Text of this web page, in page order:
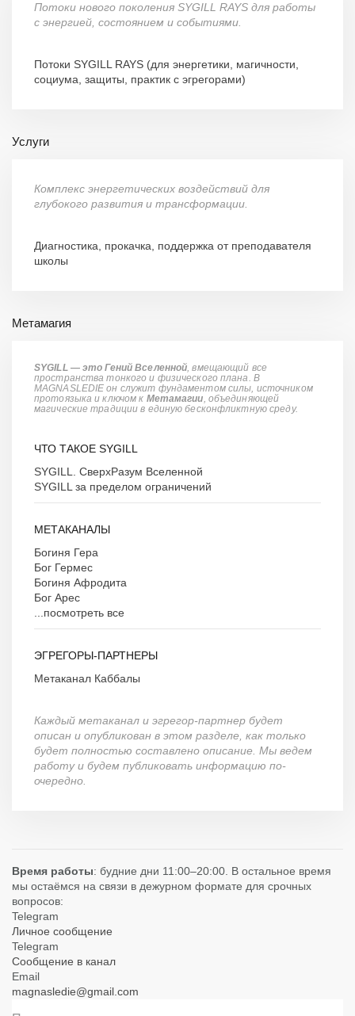
Потоки нового поколения SYGILL RAYS для работы
с энергией, состоянием и событиями.
Потоки SYGILL RAYS (для энергетики, магичности,
социума, защиты, практик с эгрегорами)
Услуги
Комплекс энергетических воздействий для
глубокого развития и трансформации.
Диагностика, прокачка, поддержка от преподавателя
школы
Метамагия
SYGILL — это Гений Вселенной , вмещающий все
пространства тонкого и физического плана. В
MAGNASLEDIE он служит фундаментом силы, источником
протоязыка и ключом к Метамагии , объединяющей
магические традиции в единую бесконфликтную среду.
ЧТО ТАКОЕ SYGILL
SYGILL. СверхРазум Вселенной
SYGILL за пределом ограничений
МЕТАКАНАЛЫ
Богиня Гера
Бог Гермес
Богиня Афродита
Бог Арес
...посмотреть все
ЭГРЕГОРЫ-ПАРТНЕРЫ
Метаканал Каббалы
Каждый метаканал и эгрегор-партнер будет
описан и опубликован в этом разделе, как только
будет полностью составлено описание. Мы ведем
работу и будем публиковать информацию по-
очередно.
Время работы: будние дни 11:00–20:00. В остальное время
мы остаёмся на связи в дежурном формате для срочных
вопросов:
Telegram
Личное сообщение
Telegram
Сообщение в канал
Email
magnasledie@gmail.com